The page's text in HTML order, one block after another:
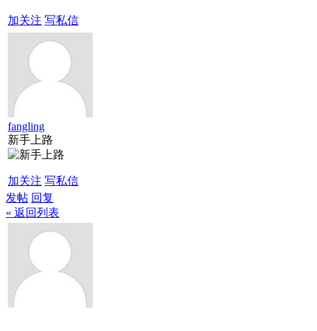
加关注 写私信
fangling
新手上路
加关注 写私信
发帖 回复
« 返回列表